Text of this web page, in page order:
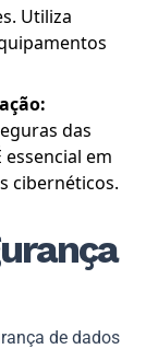
Utiliza
das
em
cibernéticos.
de dados